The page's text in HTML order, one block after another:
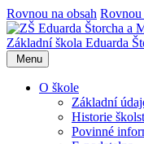
Rovnou na obsah Rovnou
Základní škola Eduarda
Menu
O škole
Základní
Historie
Povinné